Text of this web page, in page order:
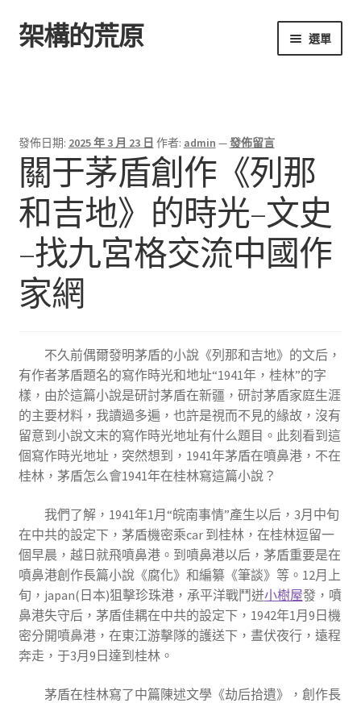
跳
至
跳
至
架構的荒原 選單
發佈日期: 2025 年 3 月 23 日 作者: admin —發佈留言
關于茅盾創作《列那
和吉地》的時光–文史
–找九宮格交流中國作
家網
不久前偶爾發明茅盾的小說《列那和吉地》的文后，
有作者茅盾題名的寫作時光和地址“1941年，桂林”的字
樣，由於這篇小說是研討茅盾在新疆，研討茅盾家庭生涯
的主要材料，我讀過多遍，也許是視而不見的緣故，沒有
留意到小說文末的寫作時光地址有什么題目。此刻看到這
個寫作時光地址，突然想到，1941年茅盾在噴鼻港，不在
桂林，茅盾怎么會1941年在桂林寫這篇小說？
我們了解，1941年1月“皖南事情”產生以后，3月中旬
在中共的設定下，茅盾機密乘car 到桂林，在桂林逗留一
個早晨，越日就飛噴鼻港。到噴鼻港以后，茅盾重要是在
噴鼻港創作長篇小說《腐化》和編纂《筆談》等。12月上
旬，japan(日本)狙擊珍珠港，承平洋戰鬥迸小樹屋發，噴
鼻港失守后，茅盾佳耦在中共的設定下，1942年1月9日機
密分開噴鼻港，在東江游擊隊的護送下，晝伏夜行，遠程
奔走，于3月9日達到桂林。
茅盾在桂林寫了中篇陳述文學《劫后拾遺》，創作長